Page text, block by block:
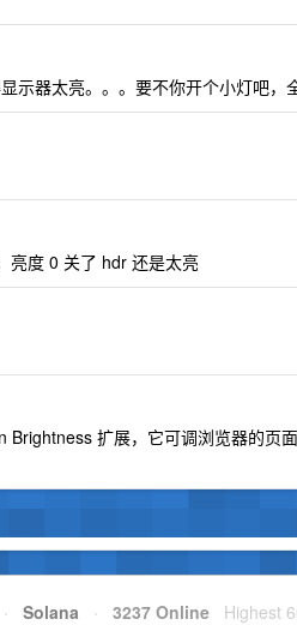
示器太亮。。。要不你开个小灯吧，
亮度 0 关了 hdr 还是太亮
扩展，它可调浏览器的页
· Solana · 3237 Online Highest